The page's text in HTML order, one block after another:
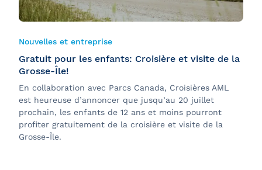
Nouvelles et entreprise
Gratuit pour les enfants: Croisière et visite de la
Grosse-Île!
En collaboration avec Parcs Canada, Croisières AML
est heureuse d’annoncer que jusqu’au 20 juillet
prochain, les enfants de 12 ans et moins pourront
profiter gratuitement de la croisière et visite de la
Grosse-Île.